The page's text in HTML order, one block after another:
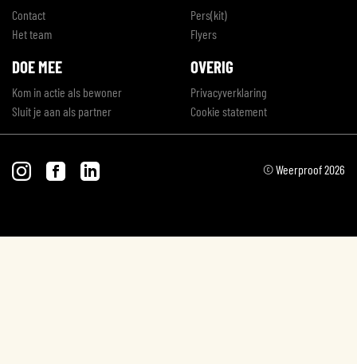
Contact
Het team
Pers(kit)
Flyers
DOE MEE
Kom in actie als bewoner
Sluit je aan als partner
OVERIG
Privacyverklaring
Cookie statement
© Weerproof 2026